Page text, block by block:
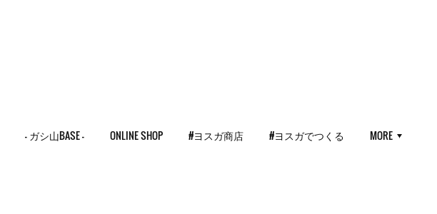
- ガシ山BASE - ONLINE SHOP #ヨスガ商店 #ヨスガでつくる MORE